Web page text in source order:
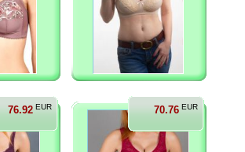
76.92 EUR 70.76 EUR